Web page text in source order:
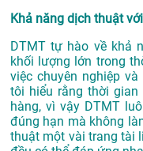
Khả năng dịch thuật
DTMT tự hào về khả
khối lượng lớn trong
việc chuyên nghiệp
tôi hiểu rằng thời
hàng, vì vậy DTMT
đúng hạn mà không
thuật một vài trang tài